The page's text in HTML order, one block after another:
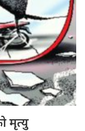
मृत्यु